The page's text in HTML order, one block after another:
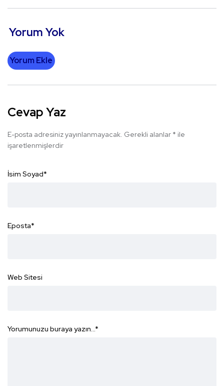
Yorum Yok
Yorum Ekle
Cevap Yaz
E-posta adresiniz yayınlanmayacak. Gerekli alanlar * ile
işaretlenmişlerdir
İsim Soyad*
Eposta*
Web Sitesi
Yorumunuzu buraya yazın...*